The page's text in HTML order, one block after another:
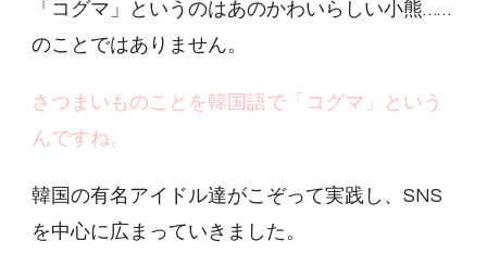
「コグマ」というのはあのかわいらしい小熊……
のことではありません。
さつまいものことを韓国語で「コグマ」という
んですね。
韓国の有名アイドル達がこぞって実践し、SNS
を中心に広まっていきました。